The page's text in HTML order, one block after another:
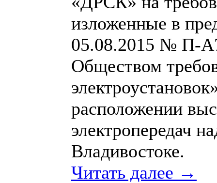
изложенные в
05.08.2015 № П-
Обществом
расположении
электропередач
Владивостоке.
Читать далее →